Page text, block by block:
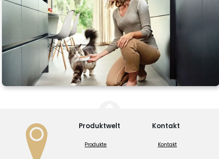
Produktwelt
Produkte
Kontakt
Kontakt